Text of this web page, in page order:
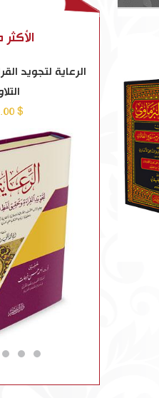
الأكثر
الرعاية لتجويد
$ 14.00